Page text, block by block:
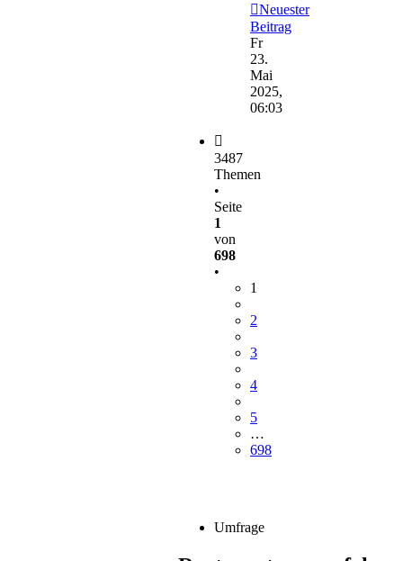
Neuester
Beitrag
Fr
23.
Mai
2025,
06:03
3487
Themen
•
Seite
1
von
698
•
1
2
3
4
5
…
698
Umfrage